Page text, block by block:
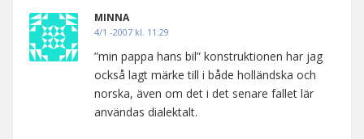
MINNA
4/1 -2007 kl. 11:29
”min pappa hans bil” konstruktionen har jag
också lagt märke till i både holländska och
norska, även om det i det senare fallet lär
användas dialektalt.